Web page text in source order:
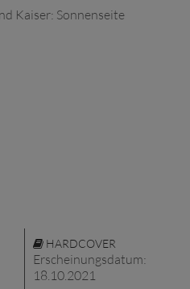
HARDCOVER
Erscheinungsdatum:
18.10.2021